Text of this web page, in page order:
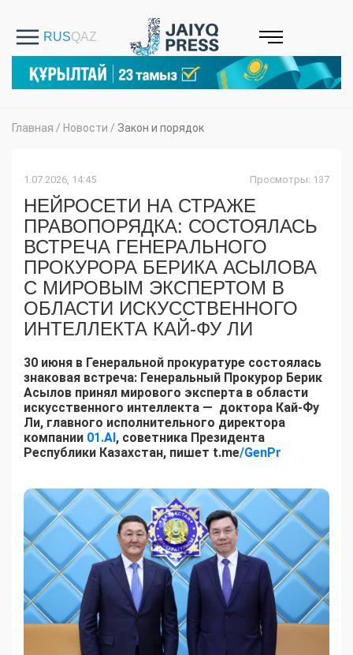
Главная / Новости / Закон и порядок
1.07.2026, 14:45 Просмотры: 137
НЕЙРОСЕТИ НА СТРАЖЕ
ПРАВОПОРЯДКА: СОСТОЯЛАСЬ
ВСТРЕЧА ГЕНЕРАЛЬНОГО
ПРОКУРОРА БЕРИКА АСЫЛОВА
С МИРОВЫМ ЭКСПЕРТОМ В
ОБЛАСТИ ИСКУССТВЕННОГО
ИНТЕЛЛЕКТА КАЙ-ФУ ЛИ
30 июня в Генеральной прокуратуре состоялась
знаковая встреча: Генеральный Прокурор Берик
Асылов принял мирового эксперта в области
искусственного интеллекта — доктора Кай-Фу
Ли, главного исполнительного директора
компании 01.AI, советника Президента
Республики Казахстан, пишет t.me/GenPr